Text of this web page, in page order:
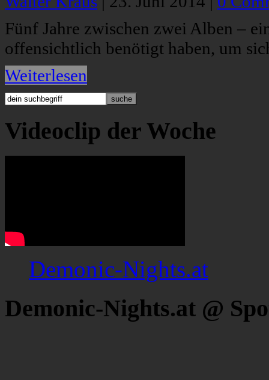
Fünf Jahre zwischen zwei Alben –
offensichtlich benötigt haben, um
Weiterlesen
Videoclip der Woche
Demonic-Nights.at
Demonic-Nights.at @